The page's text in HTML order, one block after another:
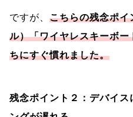
ですが、 こちらの残念ポイ
ル）「ワイヤレスキーボ
ちにすぐ慣れました。
残念ポイント２：デバイ